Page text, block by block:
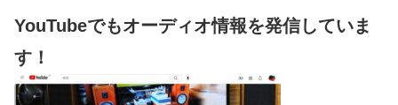
YouTubeでもオーディオ情報を発信していま
す！